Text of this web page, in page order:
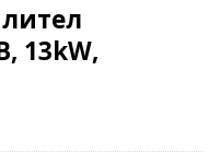
13kW,